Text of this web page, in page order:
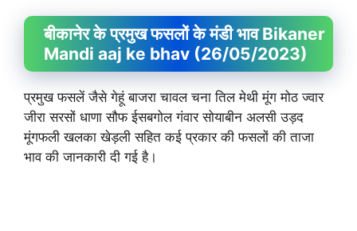
बीकानेर के प्रमुख फसलों के मंडी भाव Bikaner
Mandi aaj ke bhav (26/05/2023)
प्रमुख फसलें जैसे गेहूं बाजरा चावल चना तिल मेथी मूंग मोठ ज्वार
जीरा सरसों धाणा सौफ ईसबगोल गंवार सोयाबीन अलसी उड़द
मूंगफली खलका खेड़ली सहित कई प्रकार की फसलों की ताजा
भाव की जानकारी दी गई है।